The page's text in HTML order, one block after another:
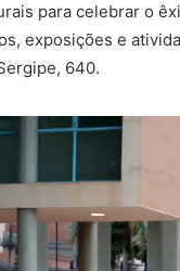
para celebrar o
exposições e
640.